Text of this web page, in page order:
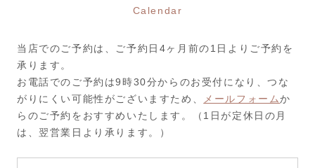
Calendar
当店でのご予約は、ご予約日4ヶ月前の1日よりご予約を
承ります。
お電話でのご予約は9時30分からのお受付になり、つな
がりにくい可能性がございますため、
メールフォームか
らのご予約をおすすめいたします。（1日が定休日の月
は、翌営業日より承ります。）